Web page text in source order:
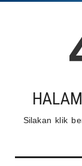
Silakan klik